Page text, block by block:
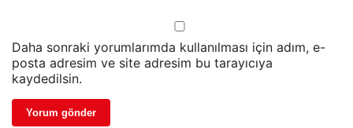
Daha sonraki yorumlarımda kullanılması için adım, e-
posta adresim ve site adresim bu tarayıcıya
kaydedilsin.